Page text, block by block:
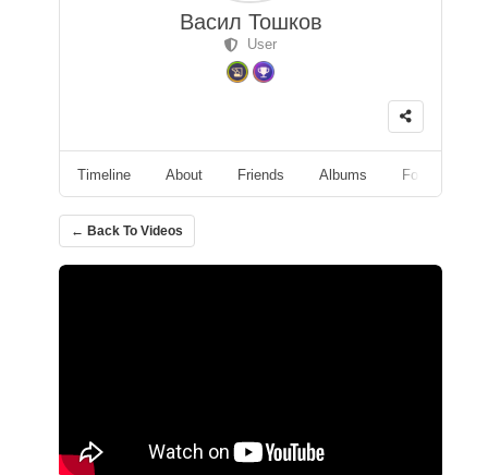
Васил Тошков
User
Timeline About Friends Albums Followers
← Back To Videos